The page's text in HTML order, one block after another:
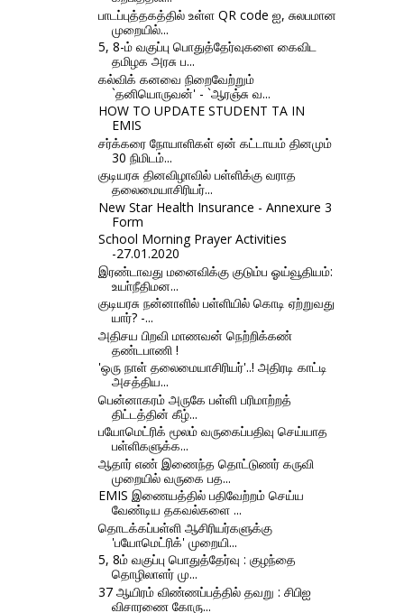
பாடப்புத்தகத்தில் உள்ள QR code ஐ, சுலபமான
முறையில்...
5, 8-ம் வகுப்பு பொதுத்தேர்வுகளை கைவிட
தமிழக அரசு ப...
கல்விக் கனவை நிறைவேற்றும்
`தனியொருவன்' - `ஆரஞ்சு வ...
HOW TO UPDATE STUDENT TA IN
EMIS
சர்க்கரை நோயாளிகள் ஏன் கட்டாயம் தினமும்
30 நிமிடம்...
குடியரசு தினவிழாவில் பள்ளிக்கு வராத
தலைமையாசிரியர்...
New Star Health Insurance - Annexure 3
Form
School Morning Prayer Activities
-27.01.2020
இரண்டாவது மனைவிக்கு குடும்ப ஓய்வூதியம்:
உயா்நீதிமன...
குடியரசு நன்னாளில் பள்ளியில் கொடி ஏற்றுவது
யார்? -...
அதிசய பிறவி மாணவன் நெற்றிக்கண்
தண்டபாணி !
'ஒரு நாள் தலைமையாசிரியர்'..! அதிரடி காட்டி
அசத்திய...
பென்னாகரம் அருகே பள்ளி பரிமாற்றத்
திட்டத்தின் கீழ்...
பயோமெட்ரிக் மூலம் வருகைப்பதிவு செய்யாத
பள்ளிகளுக்க...
ஆதார் எண் இணைந்த தொட்டுணர் கருவி
முறையில் வருகை பத...
EMIS இணையத்தில் பதிவேற்றம் செய்ய
வேண்டிய தகவல்களை ...
தொடக்கப்பள்ளி ஆசிரியர்களுக்கு
'பயோமெட்ரிக்' முறையி...
5, 8ம் வகுப்பு பொதுத்தேர்வு : குழந்தை
தொழிலாளர் மு...
37 ஆயிரம் விண்ணப்பத்தில் தவறு : சிபிஐ
விசாரணை கோரு...